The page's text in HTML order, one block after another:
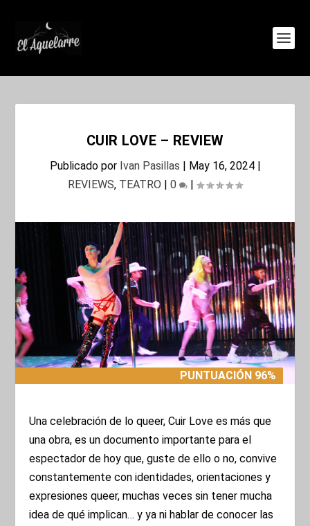
CUIR LOVE – REVIEW
Publicado por Ivan Pasillas | May 16, 2024|
REVIEWS, TEATRO | 0 |
PUNTUACIÓN 96%
PUNTUACIÓN 96%
Una celebración de lo queer, Cuir Love es más que
una obra, es un documento importante para el
espectador de hoy que, guste de ello o no, convive
constantemente con identidades, orientaciones y
expresiones queer, muchas veces sin tener mucha
idea de qué implican… y ya ni hablar de conocer las